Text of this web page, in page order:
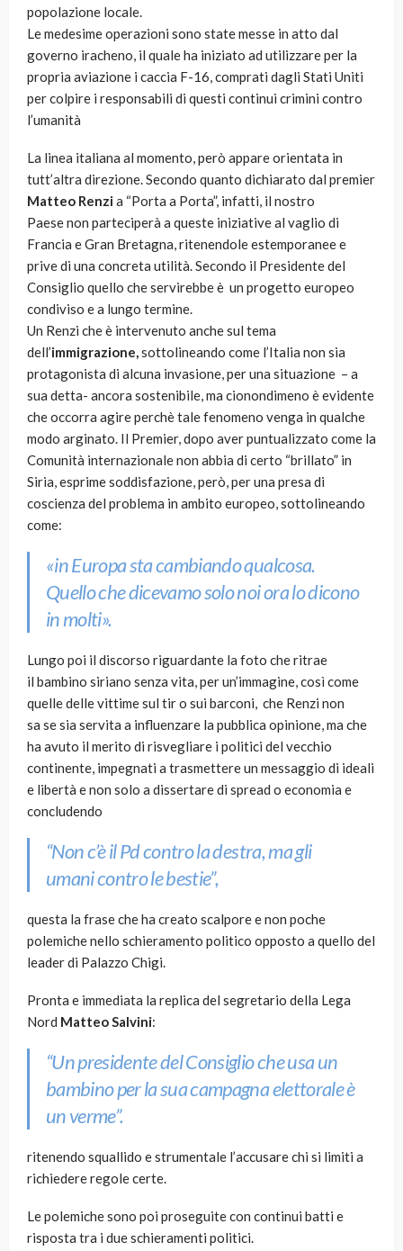
popolazione locale.
Le medesime operazioni sono state messe in atto dal
governo iracheno, il quale ha iniziato ad utilizzare per la
propria aviazione i caccia F-16, comprati dagli Stati Uniti
per colpire i responsabili di questi continui crimini contro
l’umanità
La linea italiana al momento, però appare orientata in
tutt’altra direzione. Secondo quanto dichiarato dal premier
Matteo Renzia “Porta a Porta”, infatti, il nostro
Paese non parteciperà a queste iniziative al vaglio di
Francia e Gran Bretagna, ritenendole estemporanee e
prive di una concreta utilità. Secondo il Presidente del
Consiglio quello che servirebbe è un progetto europeo
condiviso e a lungo termine.
Un Renzi che è intervenuto anche sul tema
dell’immigrazione,sottolineando come l’Italia non sia
protagonista di alcuna invasione, per una situazione – a
sua detta- ancora sostenibile, ma cionondimeno è evidente
che occorra agire perchè tale fenomeno venga in qualche
modo arginato. Il Premier, dopo aver puntualizzato come la
Comunità internazionale non abbia di certo “brillato” in
Siria, esprime soddisfazione, però, per una presa di
coscienza del problema in ambito europeo, sottolineando
come:
«in Europa sta cambiando qualcosa.
Quello che dicevamo solo noi ora lo dicono
in molti».
Lungo poi il discorso riguardante la foto che ritrae
il bambino siriano senza vita, per un’immagine, così come
quelle delle vittime sul tir o sui barconi, che Renzi non
sa se sia servita a influenzare la pubblica opinione, ma che
ha avuto il merito di risvegliare i politici del vecchio
continente, impegnati a trasmettere un messaggio di ideali
e libertà e non solo a dissertare di spread o economia e
concludendo
“Non c’è il Pd contro la destra, ma gli
umani contro le bestie”,
questa la frase che ha creato scalpore e non poche
polemiche nello schieramento politico opposto a quello del
leader di Palazzo Chigi.
Pronta e immediata la replica del segretario della Lega
Nord Matteo Salvini:
“Un presidente del Consiglio che usa un
bambino per la sua campagna elettorale è
un verme”.
ritenendo squallido e strumentale l’accusare chi si limiti a
richiedere regole certe.
Le polemiche sono poi proseguite con continui batti e
risposta tra i due schieramenti politici.